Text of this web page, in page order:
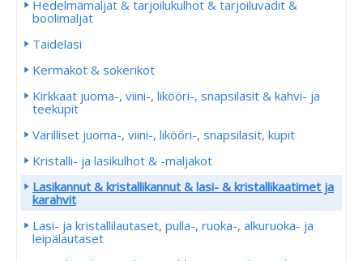
Hedelmämaljat & tarjoilukulhot & tarjoiluvadit &
boolimaljat
Taidelasi
Kermakot & sokerikot
Kirkkaat juoma-, viini-, likööri-, snapsilasit & kahvi- ja
teekupit
Värilliset juoma-, viini-, likööri-, snapsilasit, kupit
Kristalli- ja lasikulhot & -maljakot
Lasikannut & kristallikannut & lasi- & kristallikaatimet ja
karahvit
Lasi- ja kristallilautaset, pulla-, ruoka-, alkuruoka- ja
leipälautaset